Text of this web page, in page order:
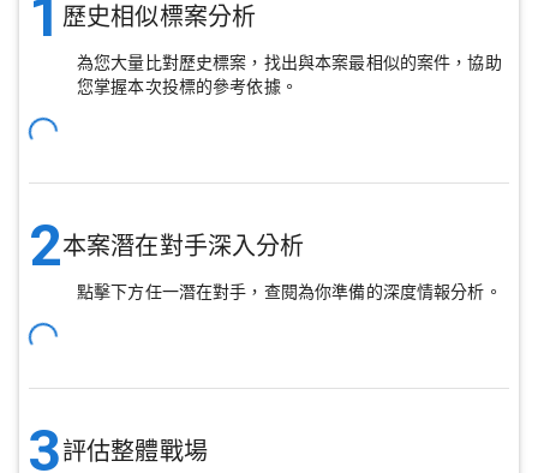
1 歷史相似標案分析
為您大量比對歷史標案，找出與本案最相似的案件，協助
您掌握本次投標的參考依據。
2本案潛在對手深入分析
點擊下方任一潛在對手，查閱為你準備的深度情報分析。
3評估整體戰場